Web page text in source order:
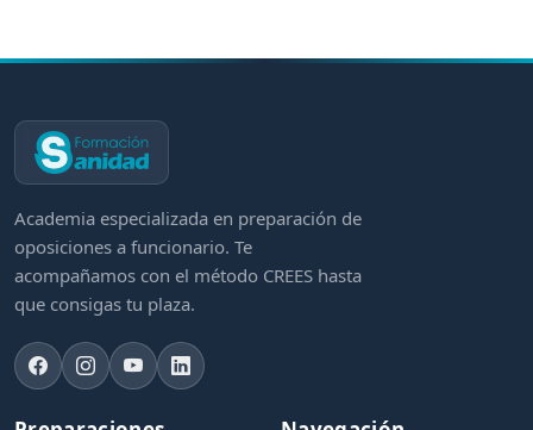
Academia especializada en preparación de
oposiciones a funcionario. Te
acompañamos con el método CREES hasta
que consigas tu plaza.